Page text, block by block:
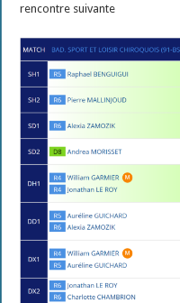
rencontre suivante